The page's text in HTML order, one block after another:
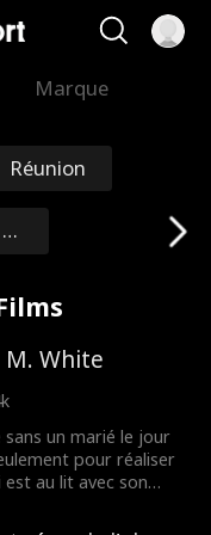
Marque
Réunion
M. White
un marié le jour
pour réaliser
au lit avec son
décide de